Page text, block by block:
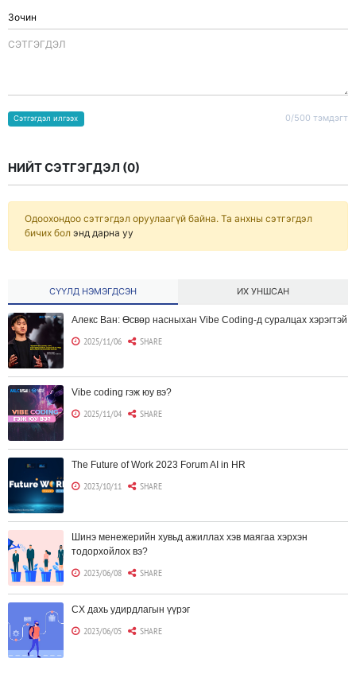
CЭТГЭГДЭЛ
0/500 тэмдэгт
Сэтгэгдэл илгээх
НИЙТ СЭТГЭГДЭЛ (0)
Одоохондоо сэтгэгдэл оруулаагүй байна. Та анхны сэтгэгдэл
бичих бол энд дарна уу
СҮҮЛД НЭМЭГДСЭН ИХ УНШСАН
Алекс Ван: Өсвөр насныхан Vibe Coding-д суралцах хэрэгтэй
2025/11/06 SHARE
Vibe coding гэж юу вэ?
2025/11/04 SHARE
The Future of Work 2023 Forum AI in HR
2023/10/11 SHARE
Шинэ менежерийн хувьд ажиллах хэв маягаа хэрхэн
тодорхойлох вэ?
2023/06/08 SHARE
CX дахь удирдлагын үүрэг
2023/06/05 SHARE